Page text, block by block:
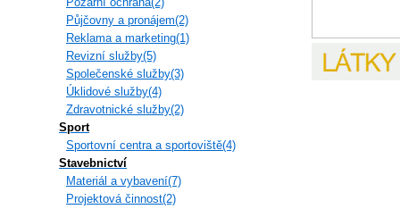
Půjčovny a pronájem(2)
Reklama a marketing(1)
Revizní služby(5)
Společenské služby(3)
Úklidové služby(4)
Zdravotnické služby(2)
Sport
Sportovní centra a sportoviště(4)
Stavebnictví
Materiál a vybavení(7)
Projektová činnost(2)